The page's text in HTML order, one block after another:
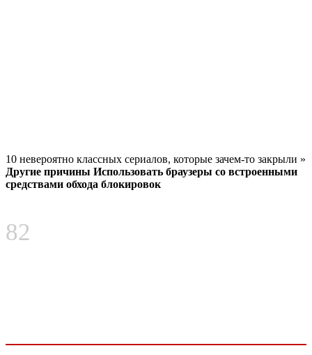
82
10 невероятно классных сериалов, которые зачем-то закрыли »
Другие причины Использовать браузеры со встроенными
средствами обхода блокировок